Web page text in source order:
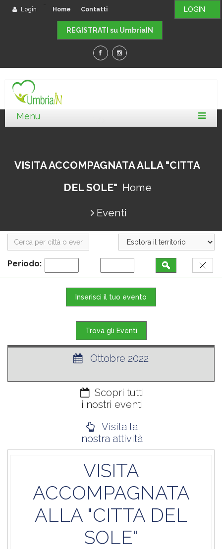
LOGIN
Login Home Contatti
REGISTRATI su UmbriaIN
VISITA ACCOMPAGNATA ALLA "CITTA
DEL SOLE" Home
Eventi
Periodo:
Inserisci il tuo evento
Trova gli Eventi
Ottobre 2022
Scopri tutti
i nostri eventi
Visita la
nostra attività
VISITA
ACCOMPAGNATA
ALLA "CITTA DEL
SOLE"